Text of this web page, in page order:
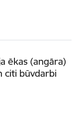
ēkas (angāra)
citi būvdarbi